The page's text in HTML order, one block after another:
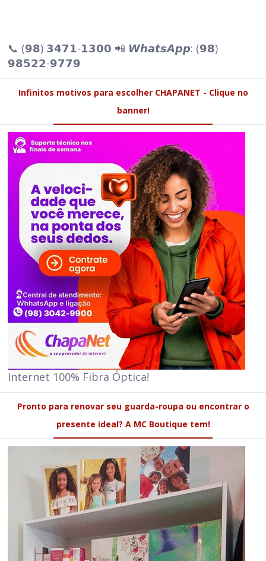
📞 (𝟵𝟴) 𝟯𝟰𝟳𝟭-𝟭𝟯𝟬𝟬 📲 𝙒𝙝𝙖𝙩𝙨𝘼𝙥𝙥: (𝟵𝟴)
𝟵𝟴𝟱𝟮𝟮-𝟵𝟳𝟳𝟵
Infinitos motivos para escolher CHAPANET - Clique no
banner!
Internet 100% Fibra Óptica!
Pronto para renovar seu guarda-roupa ou encontrar o
presente ideal? A MC Boutique tem!